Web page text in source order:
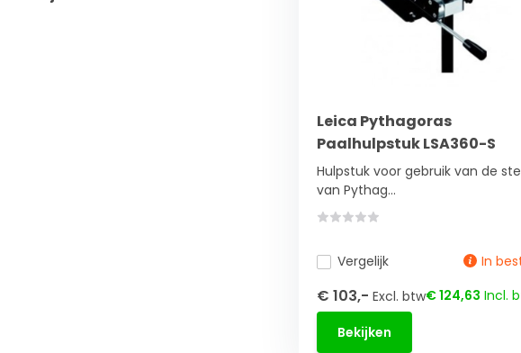
Leica Pythagoras
Paalhulpstuk LSA360-S
Hulpstuk voor gebruik van de
van Pythag...
Vergelijk In
€ 103,- Excl. btw€ 124,63 Incl.
Bekijken